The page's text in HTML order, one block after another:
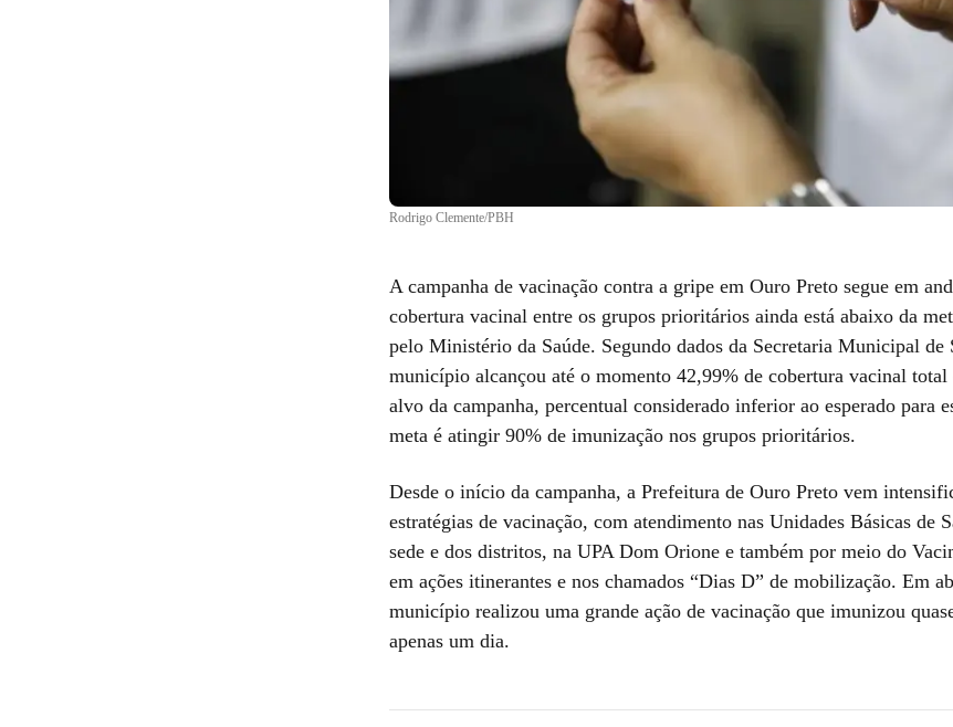
Rodrigo Clemente/PBH
A campanha de vacinação contra a gripe em Ouro Preto segue em
cobertura vacinal entre os grupos prioritários ainda está abaixo da
pelo Ministério da Saúde. Segundo dados da Secretaria Municipal de
município alcançou até o momento 42,99% de cobertura vacinal
alvo da campanha, percentual considerado inferior ao esperado para
meta é atingir 90% de imunização nos grupos prioritários.
Desde o início da campanha, a Prefeitura de Ouro Preto vem
estratégias de vacinação, com atendimento nas Unidades Básicas de
sede e dos distritos, na UPA Dom Orione e também por meio do
em ações itinerantes e nos chamados “Dias D” de mobilização. Em
município realizou uma grande ação de vacinação que imunizou
apenas um dia.